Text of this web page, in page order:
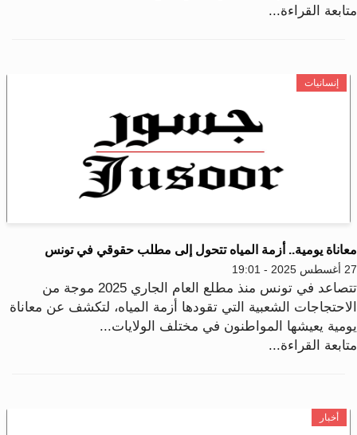
القراءة...
إنسانيات
يومية.. أزمة المياه تتحول إلى مطلب حقوقي في تونس
- 19:01
تتصاعد في تونس منذ مطلع العام الجاري 2025 موجة من
الشعبية التي تقودها أزمة المياه، لتكشف عن معاناة
يعيشها المواطنون في مختلف الولايات...
القراءة...
أخبار